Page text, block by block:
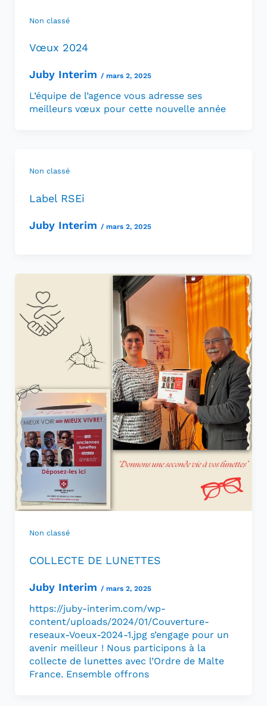
Non classé
Vœux 2024
Juby Interim / mars 2, 2025
L’équipe de l’agence vous adresse ses
meilleurs vœux pour cette nouvelle année
Non classé
Label RSEi
Juby Interim / mars 2, 2025
Non classé
COLLECTE DE LUNETTES
Juby Interim / mars 2, 2025
https://juby-interim.com/wp-
content/uploads/2024/01/Couverture-
reseaux-Voeux-2024-1.jpg s’engage pour un
avenir meilleur ! Nous participons à la
collecte de lunettes avec l’Ordre de Malte
France. Ensemble offrons